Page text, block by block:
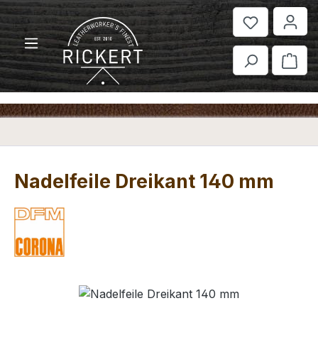
Zum Hauptinhalt springen
Nadelfeile Dreikant 140 mm
Bildergalerie überspringen